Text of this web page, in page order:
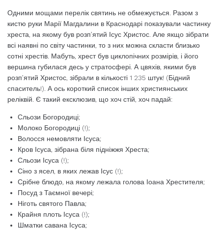
Одними мощами перелік святинь не обмежується. Разом з
кистю руки Марії Магдалини в Краснодарі показували частинку
хреста, на якому був розп’ятий Ісус Христос. Але якщо зібрати
всі наявні по світу частинки, то з них можна скласти близько
сотні хрестів. Мабуть, хрест був циклопічних розмірів, і його
вершина губилася десь у стратосфері. А цвяхів, якими був
розп’ятий Христос, зібрали в кількості 1 235 штук! (Бідний
спаситель!). А ось короткий список інших християнських
реліквій. Є такий ексклюзив, що хоч стій, хоч падай:
Сльози Богородиці;
Молоко Богородиці (!);
Волосся немовляти Ісуса;
Кров Ісуса, зібрана біля підніжжя Хреста;
Сльози Ісуса (!);
Сіно з ясел, в яких лежав Ісус (!);
Срібне блюдо, на якому лежала голова Іоана Хрестителя;
Посуд з Таємної вечері;
Ніготь святого Павла;
Крайня плоть Ісуса (!);
Шматки савана Ісуса;